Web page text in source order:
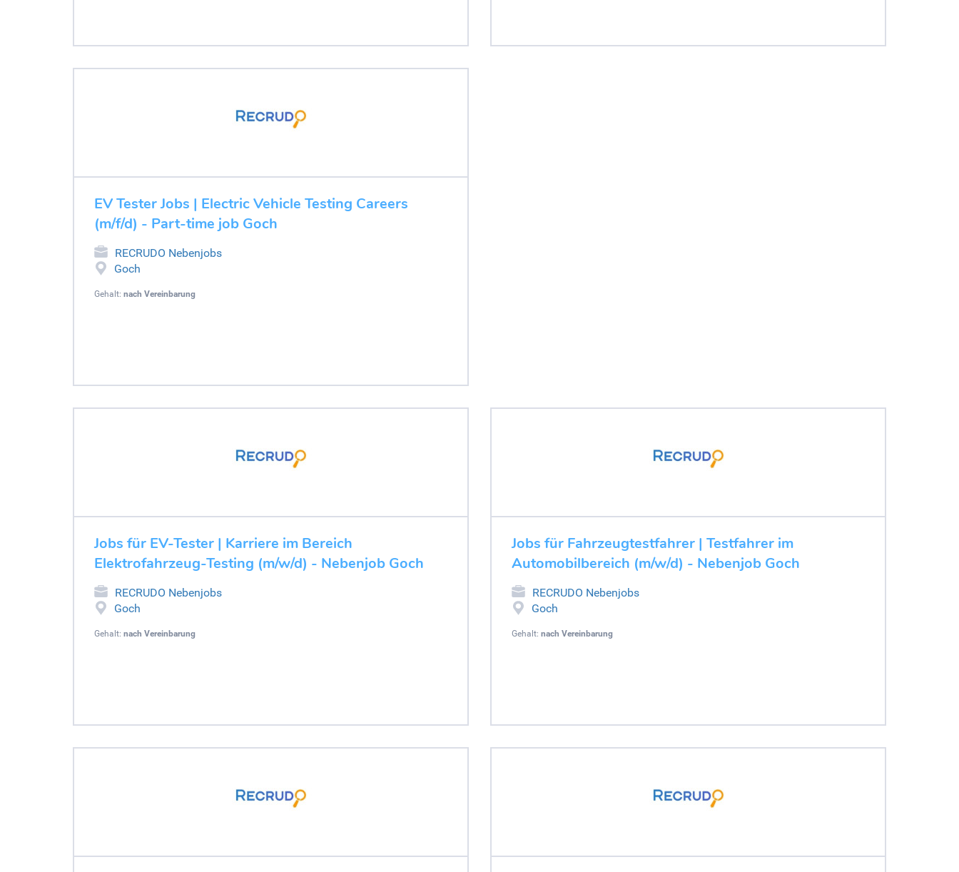
EV Tester Jobs | Electric Vehicle Testing Careers
(m/f/d) - Part-time job Goch
RECRUDO Nebenjobs
Goch
Gehalt: nach Vereinbarung
Jobs für EV-Tester | Karriere im Bereich
Elektrofahrzeug-Testing (m/w/d) - Nebenjob Goch
RECRUDO Nebenjobs
Goch
Gehalt: nach Vereinbarung
Jobs für Fahrzeugtestfahrer | Testfahrer im
Automobilbereich (m/w/d) - Nebenjob Goch
RECRUDO Nebenjobs
Goch
Gehalt: nach Vereinbarung